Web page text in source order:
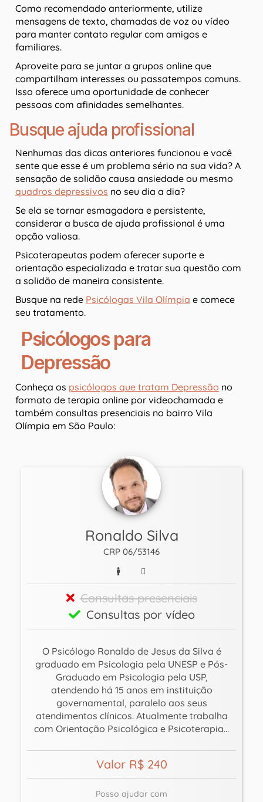
Como recomendado anteriormente, utilize
mensagens de texto, chamadas de voz ou vídeo
para manter contato regular com amigos e
familiares.
Aproveite para se juntar a grupos online que
compartilham interesses ou passatempos comuns.
Isso oferece uma oportunidade de conhecer
pessoas com afinidades semelhantes.
Busque ajuda profissional
Nenhumas das dicas anteriores funcionou e você
sente que esse é um problema sério na sua vida? A
sensação de solidão causa ansiedade ou mesmo
quadros depressivos no seu dia a dia?
Se ela se tornar esmagadora e persistente,
considerar a busca de ajuda profissional é uma
opção valiosa.
Psicoterapeutas podem oferecer suporte e
orientação especializada e tratar sua questão com
a solidão de maneira consistente.
Busque na rede Psicólogas Vila Olímpia e comece
seu tratamento.
Psicólogos para
Depressão
Conheça os psicólogos que tratam Depressão no
formato de terapia online por videochamada e
também consultas presenciais no bairro Vila
Olímpia em São Paulo:
Ronaldo Silva
CRP 06/53146
Consultas presenciais
Consultas por vídeo
O Psicólogo Ronaldo de Jesus da Silva é
graduado em Psicologia pela UNESP e Pós-
Graduado em Psicologia pela USP,
atendendo há 15 anos em instituição
governamental, paralelo aos seus
atendimentos clínicos. Atualmente trabalha
com Orientação Psicológica e Psicoterapia...
Valor R$ 240
Posso ajudar com